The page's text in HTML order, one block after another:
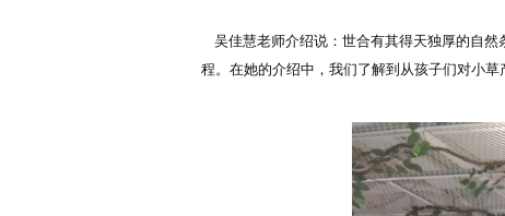
吴佳慧老师介绍说：世合有其得天独厚的自然
程。在她的介绍中，我们了解到从孩子们对小